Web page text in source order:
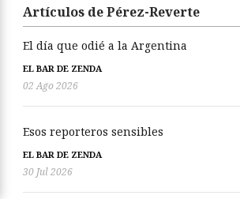
Artículos de Pérez-Reverte
El día que odié a la Argentina
EL BAR DE ZENDA
02 Ago 2026
Esos reporteros sensibles
EL BAR DE ZENDA
30 Jul 2026